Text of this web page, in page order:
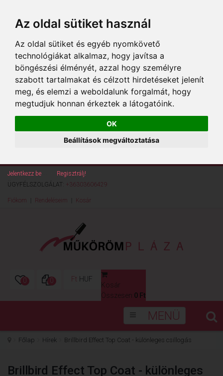
Az oldal sütiket használ
Az oldal sütiket és egyéb nyomkövető
technológiákat alkalmaz, hogy javítsa a
böngészési élményét, azzal hogy személyre
szabott tartalmakat és célzott hirdetéseket jelenít
meg, és elemzi a weboldalunk forgalmát, hogy
megtudjuk honnan érkeztek a látogatóink.
OK
Beállítások megváltoztatása
Jelentkezz be
Regisztrálj!
ÜGYFÉLSZOLGÁLAT: +36303606429
Fiókom Rendeléseim Kosár
0 0 Ft HUF
Kosár
Összesen: 0 Ft
MENÜ
Főlap Hírek Brillbird Effect Top Coat - különleges csillogás
Brillbird Effect Top Coat - különleges